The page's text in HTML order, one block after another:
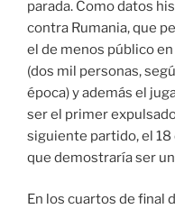
parada. Como datos
contra Rumania, que
el de menos público
(dos mil personas,
época) y además el
ser el primer
siguiente partido, el 18
que demostraría ser
En los cuartos de final